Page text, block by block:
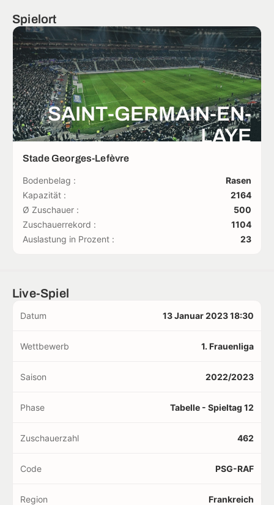
Spielort
SAINT-GERMAIN-EN-
LAYE
Stade Georges-Lefèvre
Bodenbelag :
Rasen
Kapazität :
2164
Ø Zuschauer :
500
Zuschauerrekord :
1104
Auslastung in Prozent :
23
Live-Spiel
Datum 13 Januar 2023 18:30
Wettbewerb 1. Frauenliga
Saison 2022/2023
Phase Tabelle - Spieltag 12
Zuschauerzahl 462
Code PSG-RAF
Region Frankreich